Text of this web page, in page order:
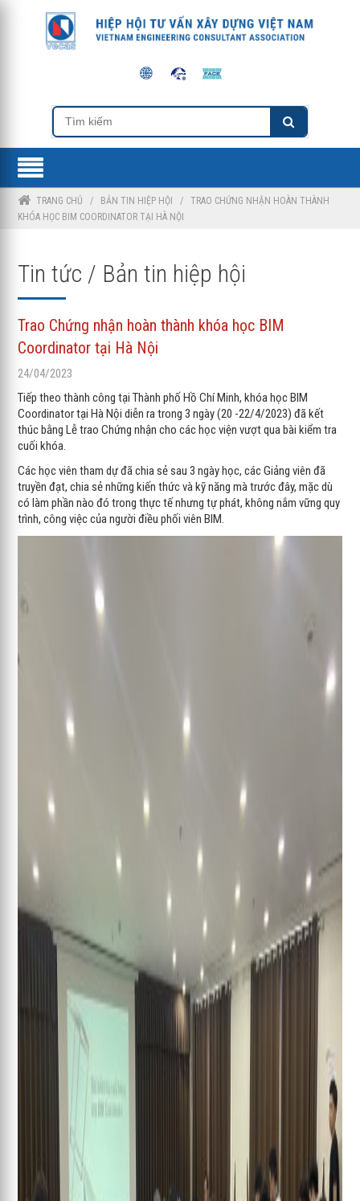
TRANG CHỦ / BẢN TIN HIỆP HỘI /TRAO CHỨNG NHẬN HOÀN THÀNH
KHÓA HỌC BIM COORDINATOR TẠI HÀ NỘI
Tin tức / Bản tin hiệp hội
Trao Chứng nhận hoàn thành khóa học BIM
Coordinator tại Hà Nội
24/04/2023
Tiếp theo thành công tại Thành phố Hồ Chí Minh, khóa học BIM
Coordinator tại Hà Nội diễn ra trong 3 ngày (20 -22/4/2023) đã kết
thúc bằng Lễ trao Chứng nhận cho các học viện vượt qua bài kiểm tra
cuối khóa.
Các học viên tham dự đã chia sẻ sau 3 ngày học, các Giảng viên đã
truyền đạt, chia sẻ những kiến thức và kỹ năng mà trước đây, mặc dù
có làm phần nào đó trong thực tế nhưng tự phát, không nắm vững quy
trình, công việc của người điều phối viên BIM.